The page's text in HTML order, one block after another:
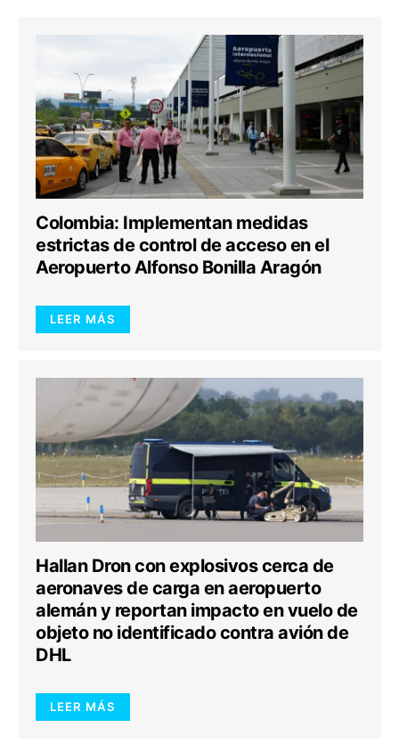
Colombia: Implementan medidas
estrictas de control de acceso en el
Aeropuerto Alfonso Bonilla Aragón
LEER MÁS
Hallan Dron con explosivos cerca de
aeronaves de carga en aeropuerto
alemán y reportan impacto en vuelo de
objeto no identificado contra avión de
DHL
LEER MÁS